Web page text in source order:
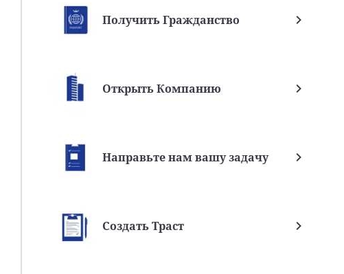
Получить Гражданство
Открыть Компанию
Направьте нам вашу задачу
Создать Траст